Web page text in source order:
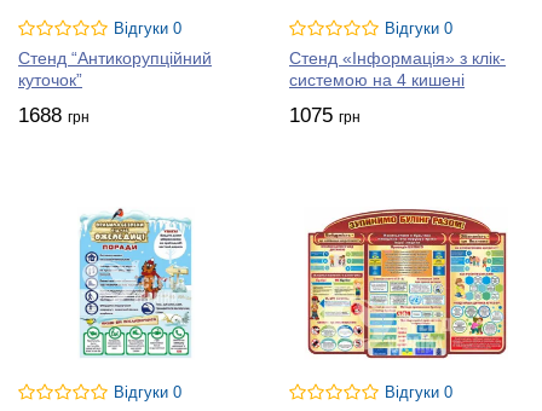
Відгуки 0
Стенд “Антикорупційний
куточок”
1688 грн
Відгуки 0
Стенд «Інформація» з клік-
системою на 4 кишені
1075 грн
Відгуки 0 Відгуки 0